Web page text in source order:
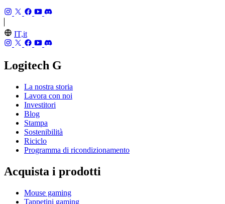
IT,it
Logitech G
La nostra storia
Lavora con noi
Investitori
Blog
Stampa
Sostenibilità
Riciclo
Programma di ricondizionamento
Acquista i prodotti
Mouse gaming
Tappetini gaming